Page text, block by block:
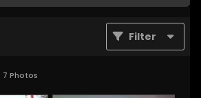
Filter
7 Photos